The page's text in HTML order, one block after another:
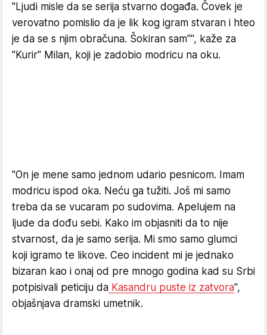
"Ljudi misle da se serija stvarno događa. Čovek je
verovatno pomislio da je lik kog igram stvaran i hteo
je da se s njim obračuna. Šokiran sam"", kaže za
"Kurir" Milan, koji je zadobio modricu na oku.
"On je mene samo jednom udario pesnicom. Imam
modricu ispod oka. Neću ga tužiti. Još mi samo
treba da se vucaram po sudovima. Apelujem na
ljude da dođu sebi. Kako im objasniti da to nije
stvarnost, da je samo serija. Mi smo samo glumci
koji igramo te likove. Ceo incident mi je jednako
bizaran kao i onaj od pre mnogo godina kad su Srbi
potpisivali peticiju da Kasandru puste iz zatvora",
objašnjava dramski umetnik.